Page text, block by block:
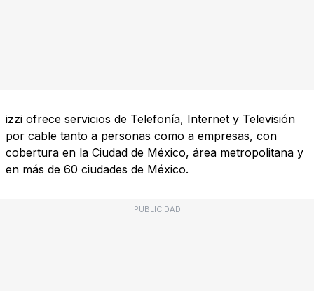
izzi ofrece servicios de Telefonía, Internet y Televisión
por cable tanto a personas como a empresas, con
cobertura en la Ciudad de México, área metropolitana y
en más de 60 ciudades de México.
PUBLICIDAD